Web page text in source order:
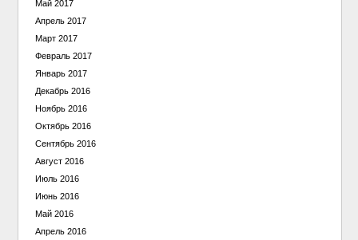
Май 2017
Апрель 2017
Март 2017
Февраль 2017
Январь 2017
Декабрь 2016
Ноябрь 2016
Октябрь 2016
Сентябрь 2016
Август 2016
Июль 2016
Июнь 2016
Май 2016
Апрель 2016